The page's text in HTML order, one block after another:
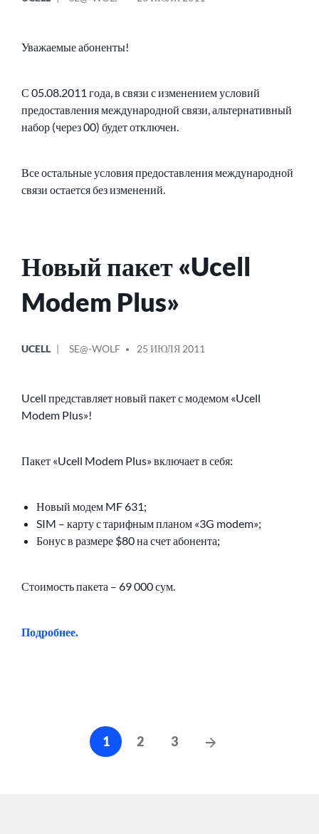
Уважаемые абоненты!
С 05.08.2011 года, в связи с изменением условий
предоставления международной связи, альтернативный
набор (через 00) будет отключен.
Все остальные условия предоставления международной
связи остается без изменений.
Новый пакет «Ucell
Modem Plus»
В
UCELL
ОТ
SE@-WOLF 25 ИЮЛЯ 2011
Ucell представляет новый пакет с модемом «Ucell
Modem Plus»!
Пакет «Ucell Modem Plus» включает в себя:
Новый модем MF 631;
SIM – карту с тарифным планом «3G modem»;
Бонус в размере $80 на счет абонента;
Стоимость пакета – 69 000 сум.
Подробнее.
Навигация
1 2 3